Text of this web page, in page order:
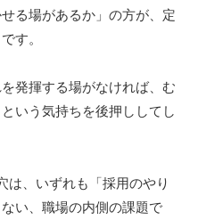
る場があるか」の方が、定
す。
発揮する場がなければ、む
いう気持ちを後押ししてし
は、いずれも「採用のやり
い、職場の内側の課題で